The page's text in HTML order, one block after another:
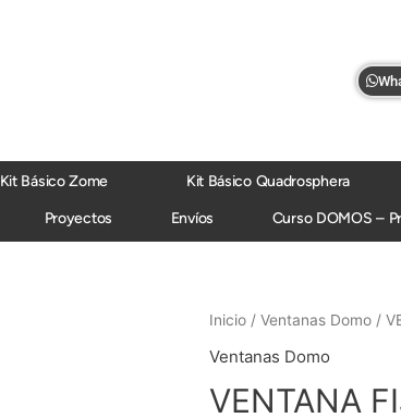
Kit Básico Zome Kit Básico Quadrosphera
Proyectos Envíos Curso DOMOS –
Inicio / Ventanas Domo /
Ventanas Domo
VENTANA
VENTANA
DOMO